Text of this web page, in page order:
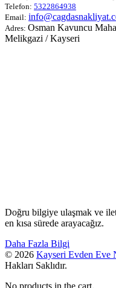
Telefon: 5322864938
Email:
Adres: Osman Kavuncu
Melikgazi / Kayseri
Doğru bilgiye ulaşmak ve
en kısa sürede arayacağız.
Daha Fazla Bilgi
© 2026 Kayseri Evden Eve
Hakları Saklıdır.